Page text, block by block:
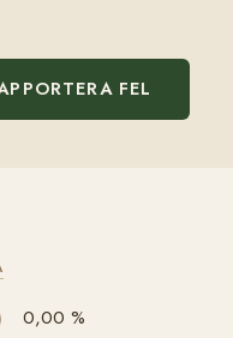
FEL
0,00 %